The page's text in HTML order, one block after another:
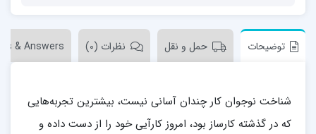
توضیحات حمل و نقل نظرات (0) & Answers
شناخت نوجوان كار چندان آسانی نیست، بیشترین تجربه‌هایی
كه در گذشته كارساز بود، امروز كارآیی خود را از دست داده و